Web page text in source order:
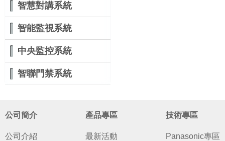
智慧對講系統
智能監視系統
中央監控系統
智聯門禁系統
公司簡介
公司介紹
產品專區
最新活動
技術專區
Panasonic專區